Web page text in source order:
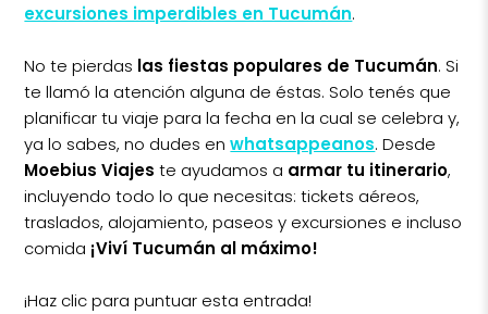
excursiones imperdibles en Tucumán.
No te pierdas las fiestas populares de Tucumán. Si
te llamó la atención alguna de éstas. Solo tenés que
planificar tu viaje para la fecha en la cual se celebra y,
ya lo sabes, no dudes enwhatsappeanos. Desde
Moebius Viajes te ayudamos a armar tu itinerario,
incluyendo todo lo que necesitas: tickets aéreos,
traslados, alojamiento, paseos y excursiones e incluso
comida ¡Viví Tucumán al máximo!
¡Haz clic para puntuar esta entrada!